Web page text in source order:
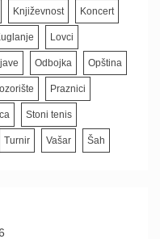
Književnost Koncert
Lovci
Odbojka Opština
Praznici
Stoni tenis
Turnir Vašar Šah